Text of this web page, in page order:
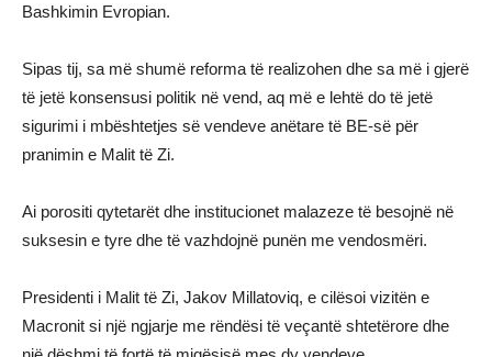
Bashkimin Evropian.
Sipas tij, sa më shumë reforma të realizohen dhe sa më i gjerë
të jetë konsensusi politik në vend, aq më e lehtë do të jetë
sigurimi i mbështetjes së vendeve anëtare të BE-së për
pranimin e Malit të Zi.
Ai porositi qytetarët dhe institucionet malazeze të besojnë në
suksesin e tyre dhe të vazhdojnë punën me vendosmëri.
Presidenti i Malit të Zi, Jakov Millatoviq, e cilësoi vizitën e
Macronit si një ngjarje me rëndësi të veçantë shtetërore dhe